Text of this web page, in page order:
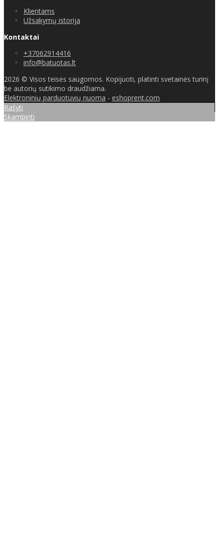
Klientams
Užsakymų istorija
Kontaktai
+37062914416
info@batuotas.lt
2026 © Visos teisės saugomos. Kopijuoti, platinti svetainės turinį
be autorių sutikimo draudžiama.
Elektroninių parduotuvių nuoma - eshoprent.com
Rašyti
Skambinti